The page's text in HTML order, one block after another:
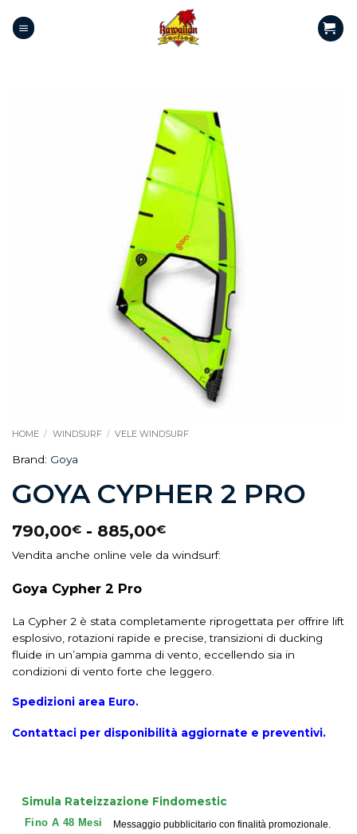
HOME / WINDSURF / VELE WINDSURF
Brand: Goya
GOYA CYPHER 2 PRO
790,00€ - 885,00€
Vendita anche online vele da windsurf:
Goya Cypher 2 Pro
La Cypher 2 è stata completamente riprogettata per offrire lift
esplosivo, rotazioni rapide e precise, transizioni di ducking
fluide in un’ampia gamma di vento, eccellendo sia in
condizioni di vento forte che leggero.
Spedizioni area Euro.
Contattaci per disponibilità aggiornate e preventivi.
Simula Rateizzazione Findomestic
Messaggio pubblicitario con finalità promozionale.